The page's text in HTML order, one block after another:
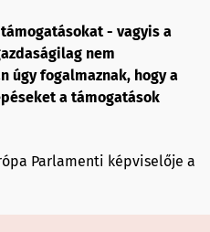
- vagyis a
nem
úgy fogalmaznak, hogy a
a támogatások
Parlamenti képviselője a